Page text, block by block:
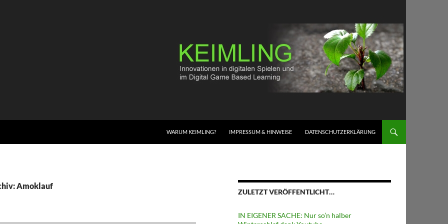
WARUM KEIMLING? IMPRESSUM & HINWEISE DATENSCHUTZERKLÄRUNG
Amoklauf
ZULETZT VERÖFFENTLICHT…
IN EIGENER SACHE: Nur so’n halber